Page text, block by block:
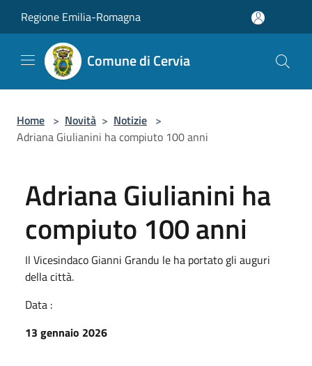
Regione Emilia-Romagna
Comune di Cervia
Home > Novità > Notizie >
Adriana Giulianini ha compiuto 100 anni
Adriana Giulianini ha
compiuto 100 anni
Il Vicesindaco Gianni Grandu le ha portato gli auguri
della città.
Data :
13 gennaio 2026